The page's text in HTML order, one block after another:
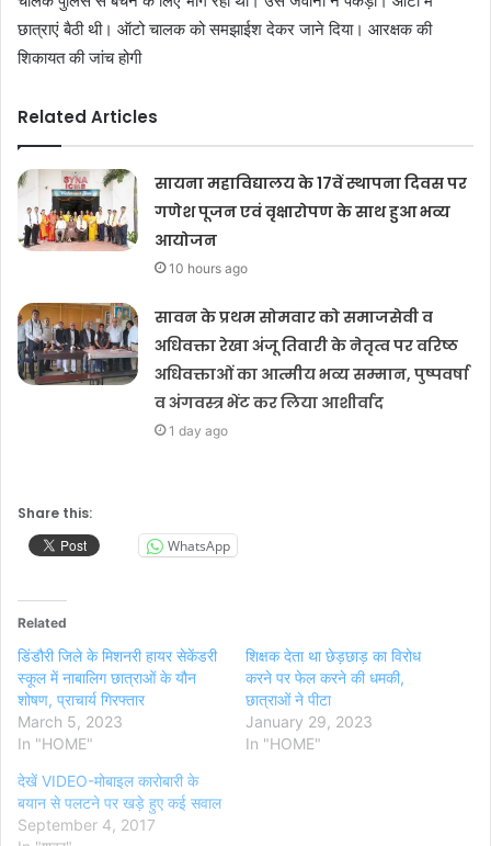
छात्राएं बैठी थी। ऑटो चालक को समझाईश देकर जाने दिया। आरक्षक की
शिकायत की जांच होगी
Related Articles
सायना महाविद्यालय के 17वें स्थापना दिवस पर
गणेश पूजन एवं वृक्षारोपण के साथ हुआ भव्य
आयोजन
10 hours ago
सावन के प्रथम सोमवार को समाजसेवी व
अधिवक्ता रेखा अंजू तिवारी के नेतृत्व पर वरिष्ठ
अधिवक्ताओं का आत्मीय भव्य सम्मान, पुष्पवर्षा
व अंगवस्त्र भेंट कर लिया आशीर्वाद
1 day ago
Share this:
WhatsApp
Related
डिंडौरी जिले के मिशनरी हायर सेकेंडरी
स्कूल में नाबालिग छात्राओं के यौन
शोषण, प्राचार्य गिरफ्तार
March 5, 2023
In "HOME"
शिक्षक देता था छेड़छाड़ का विरोध
करने पर फेल करने की धमकी,
छात्राओं ने पीटा
January 29, 2023
In "HOME"
देखें VIDEO-मोबाइल कारोबारी के
बयान से पलटने पर खड़े हुए कई सवाल
September 4, 2017